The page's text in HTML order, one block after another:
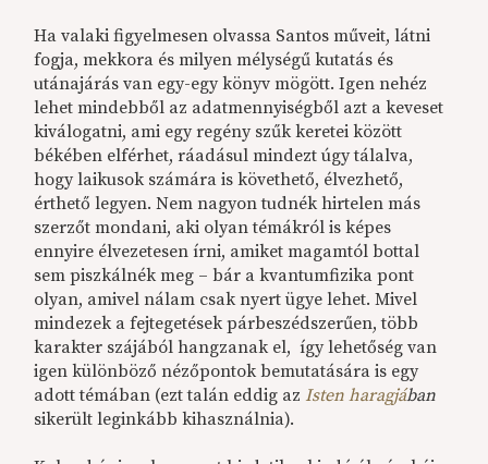
Ha valaki figyelmesen olvassa Santos műveit, látni
fogja, mekkora és milyen mélységű kutatás és
utánajárás van egy-egy könyv mögött. Igen nehéz
lehet mindebből az adatmennyiségből azt a keveset
kiválogatni, ami egy regény szűk keretei között
békében elférhet, ráadásul mindezt úgy tálalva,
hogy laikusok számára is követhető, élvezhető,
érthető legyen. Nem nagyon tudnék hirtelen más
szerzőt mondani, aki olyan témákról is képes
ennyire élvezetesen írni, amiket magamtól bottal
sem piszkálnék meg – bár a kvantumfizika pont
olyan, amivel nálam csak nyert ügye lehet. Mivel
mindezek a fejtegetések párbeszédszerűen, több
karakter szájából hangzanak el, így lehetőség van
igen különböző nézőpontok bemutatására is egy
adott témában (ezt talán eddig azIsten haragjában
sikerült leginkább kihasználnia).